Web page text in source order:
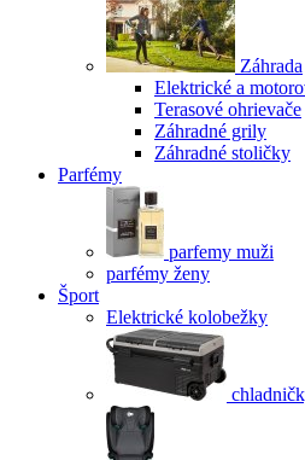
Záhrada
Elektrické a
Terasové ohrievače
Záhradné grily
Záhradné stoličky
Parfémy
parfemy muži
parfémy ženy
Šport
Elektrické kolobežky